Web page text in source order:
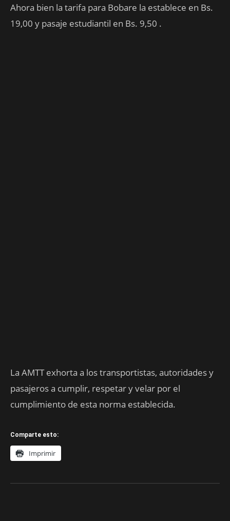
Ahora bien la tarifa para Bobare la establece en Bs.
19,00 y pasaje estudiantil en Bs. 9,50 .
La AMTT exhorta a los transportistas, autoridades y
pasajeros a cumplir, respetar y velar por el
cumplimiento de esta norma establecida.
Comparte esto:
Imprimir